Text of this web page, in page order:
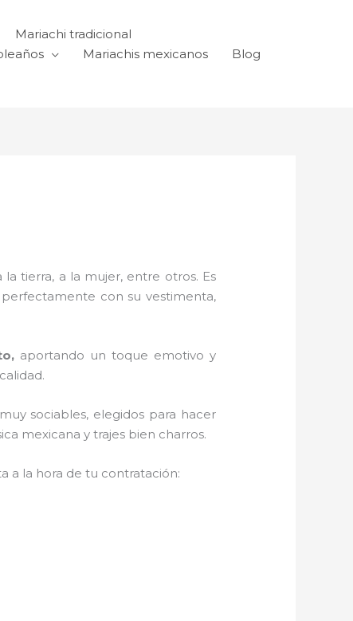
Mariachi tradicional
Mariachis mexicanos
Blog
tierra, a la mujer, entre otros. Es
con su vestimenta,
aportando un toque emotivo y
sociables, elegidos para hacer
mexicana y trajes bien charros.
a la hora de tu contratación: